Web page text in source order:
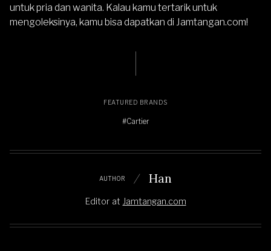
untuk pria dan wanita. Kalau kamu tertarik untuk
mengoleksinya, kamu bisa dapatkan di Jamtangan.com!
FEATURED BRANDS
#Cartier
AUTHOR Han
Editor at Jamtangan.com